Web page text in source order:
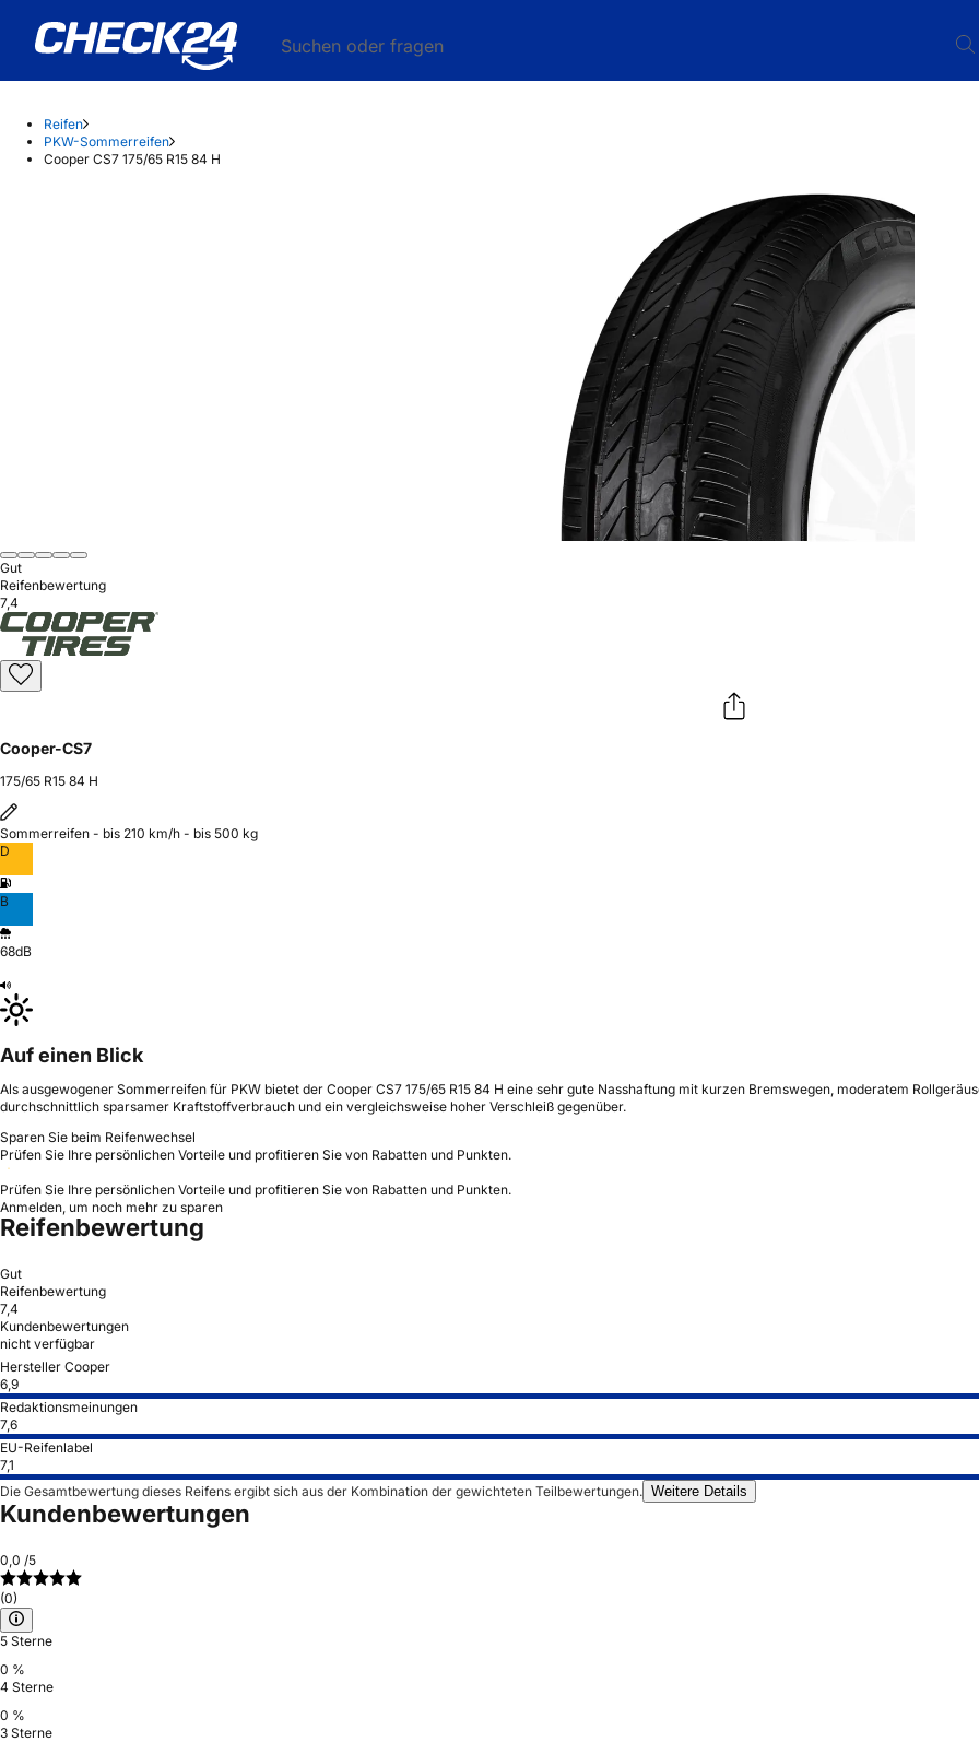
Suchen oder fragen
Reifen
PKW-Sommerreifen
Cooper CS7 175/65 R15 84 H
Gut
Reifenbewertung
7,4
Cooper-CS7
175/65 R15 84 H
Sommerreifen - bis 210 km/h - bis 500 kg
D
B
68dB
Auf einen Blick
Als ausgewogener Sommerreifen für PKW bietet der Cooper CS7 175/65 R15 84 H eine sehr gute Nasshaftung mit kurzen Bremswegen, moderatem
durchschnittlich sparsamer Kraftstoffverbrauch und ein vergleichsweise hoher Verschleiß gegenüber.
Sparen Sie beim Reifenwechsel
Prüfen Sie Ihre persönlichen Vorteile und profitieren Sie von Rabatten und Punkten.
Prüfen Sie Ihre persönlichen Vorteile und profitieren Sie von Rabatten und Punkten.
Anmelden, um noch mehr zu sparen
Reifenbewertung
Gut
Reifenbewertung
7,4
Kundenbewertungen
nicht verfügbar
Hersteller Cooper
6,9
Redaktionsmeinungen
7,6
EU-Reifenlabel
7,1
Die Gesamtbewertung dieses Reifens ergibt sich aus der Kombination der gewichteten Teilbewertungen. Weitere Details
Kundenbewertungen
0,0 /5
(0)
5 Sterne
0 %
4 Sterne
0 %
3 Sterne